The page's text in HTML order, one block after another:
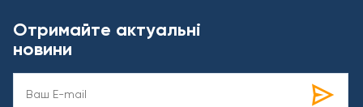
Отримайте актуальні
новини